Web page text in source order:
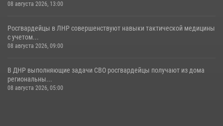
08 августа 2026, 13:00
Росгвардейцы в ЛНР совершенствуют навыки тактической медицины
с учетом...
08 августа 2026, 09:00
В ДНР выполняющие задачи СВО росгвардейцы получают из дома
региональны...
08 августа 2026, 05:00